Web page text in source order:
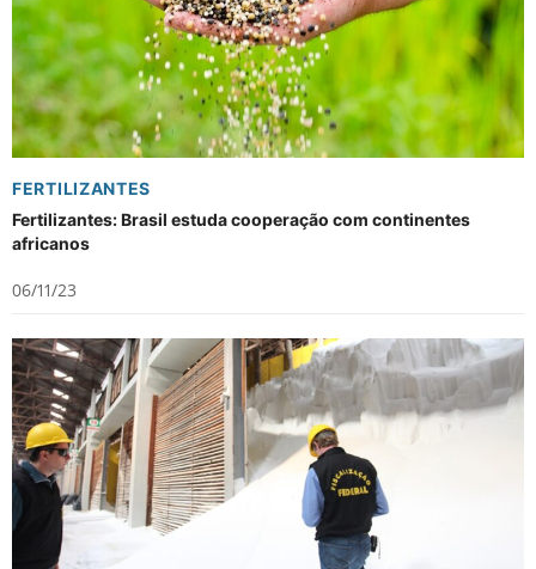
FERTILIZANTES
Fertilizantes: Brasil estuda cooperação com continentes
africanos
06/11/23